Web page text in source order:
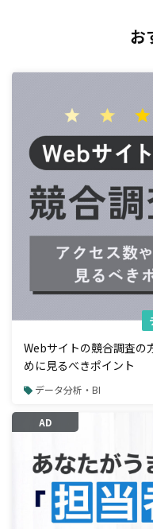
お
Webサイトの競合調査の
めに見るべきポイント
データ分析・BI
AD